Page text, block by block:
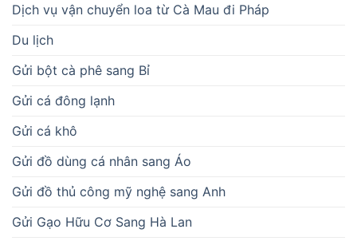
Dịch vụ vận chuyển loa từ Cà Mau đi Pháp
Du lịch
Gửi bột cà phê sang Bỉ
Gửi cá đông lạnh
Gửi cá khô
Gửi đồ dùng cá nhân sang Áo
Gửi đồ thủ công mỹ nghệ sang Anh
Gửi Gạo Hữu Cơ Sang Hà Lan